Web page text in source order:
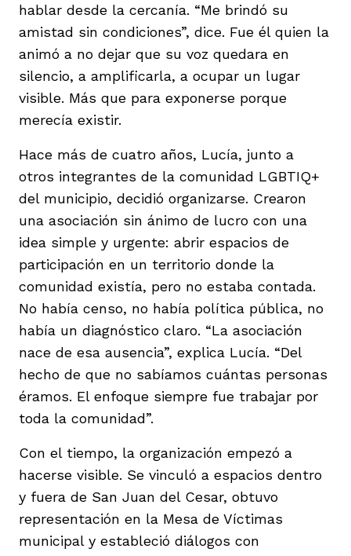
hablar desde la cercanía. “Me brindó su
amistad sin condiciones”, dice. Fue él quien la
animó a no dejar que su voz quedara en
silencio, a amplificarla, a ocupar un lugar
visible. Más que para exponerse porque
merecía existir.
Hace más de cuatro años, Lucía, junto a
otros integrantes de la comunidad LGBTIQ+
del municipio, decidió organizarse. Crearon
una asociación sin ánimo de lucro con una
idea simple y urgente: abrir espacios de
participación en un territorio donde la
comunidad existía, pero no estaba contada.
No había censo, no había política pública, no
había un diagnóstico claro. “La asociación
nace de esa ausencia”, explica Lucía. “Del
hecho de que no sabíamos cuántas personas
éramos. El enfoque siempre fue trabajar por
toda la comunidad”.
Con el tiempo, la organización empezó a
hacerse visible. Se vinculó a espacios dentro
y fuera de San Juan del Cesar, obtuvo
representación en la Mesa de Víctimas
municipal y estableció diálogos con